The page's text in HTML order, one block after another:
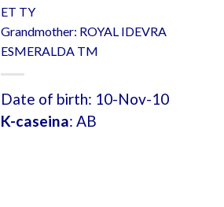
ET TY
Grandmother: ROYAL IDEVRA
ESMERALDA TM
Date of birth: 10-Nov-10
K-caseina: AB